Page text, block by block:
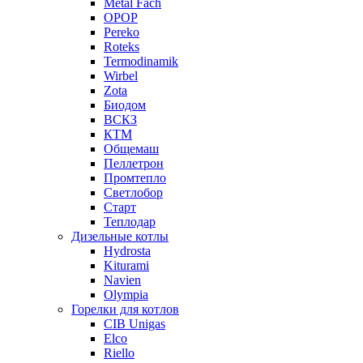
Metal Fach
OPOP
Pereko
Roteks
Termodinamik
Wirbel
Zota
Биодом
ВСКЗ
КТМ
Общемаш
Пеллетрон
Промтепло
Светлобор
Старт
Теплодар
Дизельные котлы
Hydrosta
Kiturami
Navien
Olympia
Горелки для котлов
CIB Unigas
Elco
Riello